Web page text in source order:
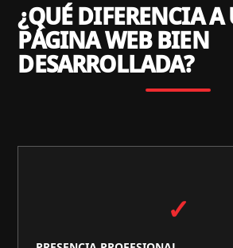
¿QUÉ DIFERENCIA
PÁGINA WEB BIEN
DESARROLLADA?
✓